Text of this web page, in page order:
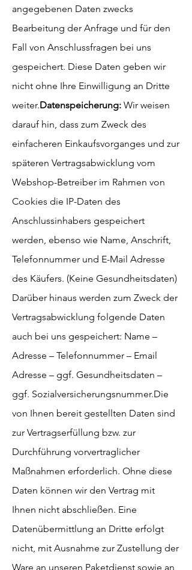
angegebenen Daten zwecks
Bearbeitung der Anfrage und für den
Fall von Anschlussfragen bei uns
gespeichert. Diese Daten geben wir
nicht ohne Ihre Einwilligung an Dritte
weiter.Datenspeicherung: Wir weisen
darauf hin, dass zum Zweck des
einfacheren Einkaufsvorganges und zur
späteren Vertragsabwicklung vom
Webshop-Betreiber im Rahmen von
Cookies die IP-Daten des
Anschlussinhabers gespeichert
werden, ebenso wie Name, Anschrift,
Telefonnummer und E-Mail Adresse
des Käufers. (Keine Gesundheitsdaten)
Darüber hinaus werden zum Zweck der
Vertragsabwicklung folgende Daten
auch bei uns gespeichert: Name –
Adresse – Telefonnummer – Email
Adresse – ggf. Gesundheitsdaten –
ggf. Sozialversicherungsnummer.Die
von Ihnen bereit gestellten Daten sind
zur Vertragserfüllung bzw. zur
Durchführung vorvertraglicher
Maßnahmen erforderlich. Ohne diese
Daten können wir den Vertrag mit
Ihnen nicht abschließen. Eine
Datenübermittlung an Dritte erfolgt
nicht, mit Ausnahme zur Zustellung der
Ware an unseren Paketdienst sowie an